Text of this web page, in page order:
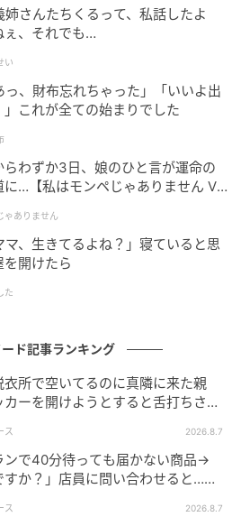
への独自アンケートに寄せら
していますが、個人が特定さ
変更しています。
っとみる
さんたちくるって、私話したよ
、それでも…
い
、財布忘れちゃった」「いいよ出
」これが全ての始まりでした
らわずか3日、娘のひと言が運命の
に…【私はモンペじゃありません Vo
ゃありません
、生きてるよね？」寝ていると思
を開けたら
た
ド記事ランキング
衣所で空いてるのに真隣に来た親
カーを開けようとすると舌打ちさ
ス 2026.8.7
ンで40分待っても届かない商品→
すか？」店員に問い合わせると…そ
ス 2026.8.7